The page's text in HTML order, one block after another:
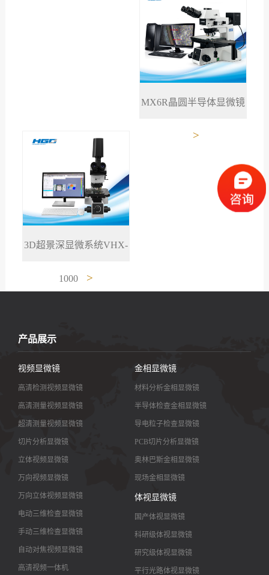
MX6R晶圆半导体显微镜
>
3D超景深显微系统VHX-
1000 >
产品展示
视频显微镜
高清检测视频显微镜
高清测量视频显微镜
超清测量视频显微镜
切片分析显微镜
立体视频显微镜
万向视频显微镜
万向立体视频显微镜
电动三维检查显微镜
手动三维检查显微镜
自动对焦视频显微镜
高清视频一体机
金相显微镜
材料分析金相显微镜
半导体检查金相显微镜
导电粒子检查显微镜
PCB切片分析显微镜
奥林巴斯金相显微镜
现场金相显微镜
体视显微镜
国产体视显微镜
科研级体视显微镜
研究级体视显微镜
平行光路体视显微镜